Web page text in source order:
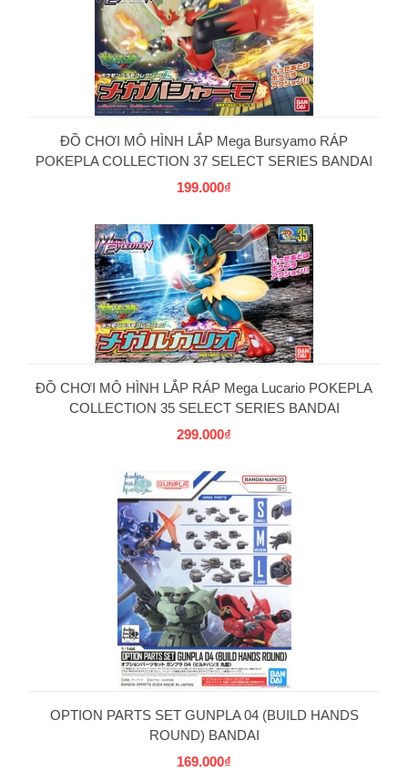
ĐỒ CHƠI MÔ HÌNH LẮP Mega Bursyamo RÁP
POKEPLA COLLECTION 37 SELECT SERIES BANDAI
199.000₫
ĐỒ CHƠI MÔ HÌNH LẮP RÁP Mega Lucario POKEPLA
COLLECTION 35 SELECT SERIES BANDAI
299.000₫
OPTION PARTS SET GUNPLA 04 (BUILD HANDS
ROUND) BANDAI
169.000₫